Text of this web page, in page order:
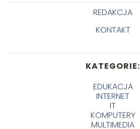
REDAKCJA
KONTAKT
KATEGORIE:
EDUKACJA
INTERNET
IT
KOMPUTERY
MULTIMEDIA